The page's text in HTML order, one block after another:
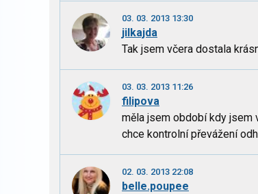
03. 03. 2013 13:30
jilkajda
Tak jsem včera dostala
03. 03. 2013 11:26
filipova
měla jsem období kdy jsem
chce kontrolní převážení
02. 03. 2013 22:08
belle.poupee